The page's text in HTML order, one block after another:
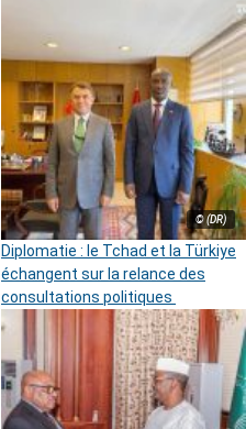
© (DR)
Diplomatie : le Tchad et la Türkiye
échangent sur la relance des
consultations politiques